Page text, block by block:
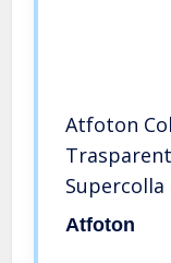
Atfoton
Atfoton